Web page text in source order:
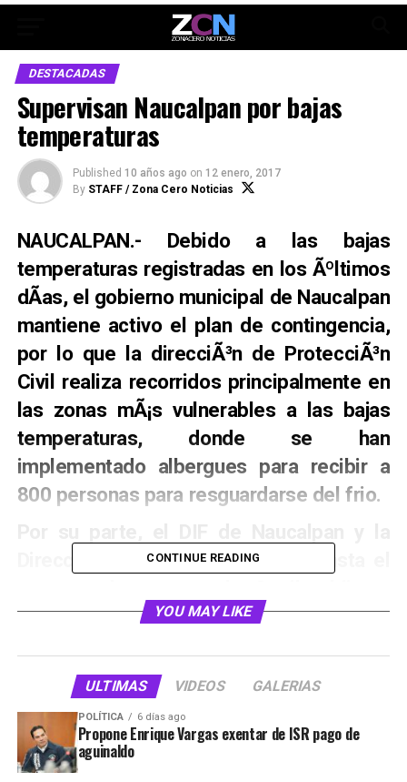
DESTACADAS
Supervisan Naucalpan por bajas
temperaturas
Published 10 años ago on 12 enero, 2017
By STAFF / Zona Cero Noticias
NAUCALPAN.- Debido a las bajas
temperaturas registradas en los Ãºltimos
dÃ­as, el gobierno municipal de Naucalpan
mantiene activo el plan de contingencia,
por lo que la direcciÃ³n de ProtecciÃ³n
Civil realiza recorridos principalmente en
las zonas mÃ¡s vulnerables a las bajas
temperaturas, donde se han
implementado albergues para recibir a
800 personas para resguardarse del frio.
DirecciÃ³n de Desarrollo Social, hasta el
los sectores mÃ¡s desprotegidos.
AdemÃ¡s, las direcciones de Servicios y
Obras PÃºblicas, se encuentran listas
para llevar a cabo brigadas de limpieza
de vialidades a fin de evitar accidentes
por la creaciÃ³n de hielo en la carpeta
CONTINUE READING
YOU MAY LIKE
ULTIMAS VIDEOS GALERIAS
POLÍTICA 6 días ago
Propone Enrique Vargas exentar de ISR pago de
aguinaldo